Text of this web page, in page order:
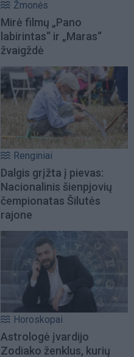
Žmonės
Mirė filmų „Pano
labirintas“ ir „Maras“
žvaigždė
Renginiai
Dalgis grįžta į pievas:
Nacionalinis šienpjovių
čempionatas Šilutės
rajone
Horoskopai
Astrologė įvardijo
Zodiako ženklus, kurių